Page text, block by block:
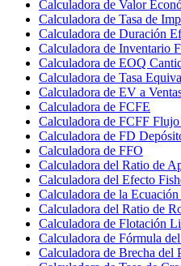
Calculadora de Valor
Calculadora de Tasa de
Calculadora de Duración
Calculadora de Inventario
Calculadora de EOQ
Calculadora de Tasa
Calculadora de EV a
Calculadora de FCFE
Calculadora de FCFF
Calculadora de FD
Calculadora de FFO
Calculadora del Ratio de
Calculadora del Efecto
Calculadora de la
Calculadora del Ratio de
Calculadora de Flotación
Calculadora de Fórmula
Calculadora de Brecha del